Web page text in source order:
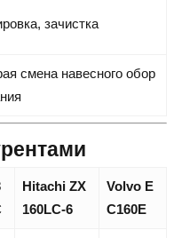
зачистка
смена навесного обор
Hitachi ZX
160LC-6
Volvo E
C160E